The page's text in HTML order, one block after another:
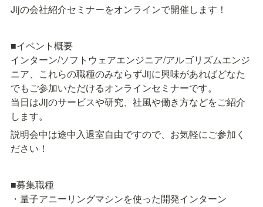
Jijの会社紹介セミナーをオンラインで開催します！
■イベント概要
インターン/ソフトウェアエンジニア/アルゴリズムエンジ
ニア、これらの職種のみならずJijに興味があればどなた
でもご参加いただけるオンラインセミナーです。
当日はJijのサービスや研究、社風や働き方などをご紹介
します。
説明会中は途中入退室自由ですので、お気軽にご参加く
ださい！
■募集職種
・量子アニーリングマシンを使った開発インターン